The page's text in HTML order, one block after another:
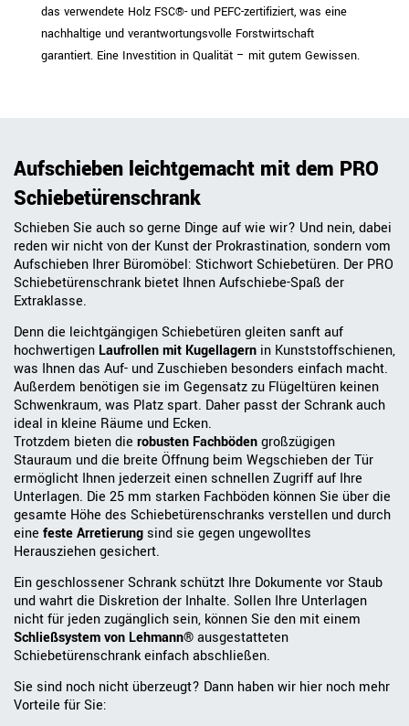
das verwendete Holz FSC®- und PEFC-zertifiziert, was eine
nachhaltige und verantwortungsvolle Forstwirtschaft
garantiert. Eine Investition in Qualität – mit gutem Gewissen.
Aufschieben leichtgemacht mit dem PRO
Schiebetürenschrank
Schieben Sie auch so gerne Dinge auf wie wir? Und nein, dabei
reden wir nicht von der Kunst der Prokrastination, sondern vom
Aufschieben Ihrer Büromöbel: Stichwort Schiebetüren. Der PRO
Schiebetürenschrank bietet Ihnen Aufschiebe-Spaß der
Extraklasse.
Denn die leichtgängigen Schiebetüren gleiten sanft auf
hochwertigen Laufrollen mit Kugellagern in Kunststoffschienen,
was Ihnen das Auf- und Zuschieben besonders einfach macht.
Außerdem benötigen sie im Gegensatz zu Flügeltüren keinen
Schwenkraum, was Platz spart. Daher passt der Schrank auch
ideal in kleine Räume und Ecken.
Trotzdem bieten die robusten Fachbödengroßzügigen
Stauraum und die breite Öffnung beim Wegschieben der Tür
ermöglicht Ihnen jederzeit einen schnellen Zugriff auf Ihre
Unterlagen. Die 25 mm starken Fachböden können Sie über die
gesamte Höhe des Schiebetürenschranks verstellen und durch
eine feste Arretierung sind sie gegen ungewolltes
Herausziehen gesichert.
Ein geschlossener Schrank schützt Ihre Dokumente vor Staub
und wahrt die Diskretion der Inhalte. Sollen Ihre Unterlagen
nicht für jeden zugänglich sein, können Sie den mit einem
Schließsystem von Lehmann®ausgestatteten
Schiebetürenschrank einfach abschließen.
Sie sind noch nicht überzeugt? Dann haben wir hier noch mehr
Vorteile für Sie: